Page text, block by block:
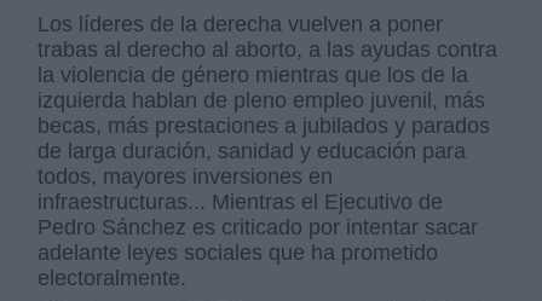
Los líderes de la derecha vuelven a poner
trabas al derecho al aborto, a las ayudas contra
la violencia de género mientras que los de la
izquierda hablan de pleno empleo juvenil, más
becas, más prestaciones a jubilados y parados
de larga duración, sanidad y educación para
todos, mayores inversiones en
infraestructuras... Mientras el Ejecutivo de
Pedro Sánchez es criticado por intentar sacar
adelante leyes sociales que ha prometido
electoralmente.